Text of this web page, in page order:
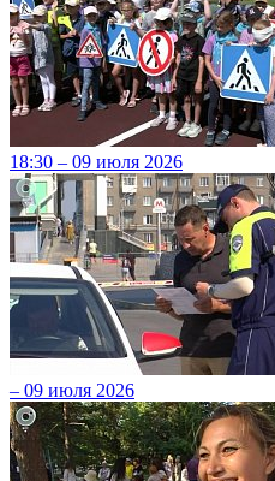
18:30 – 09 июля 2026
– 09 июля 2026